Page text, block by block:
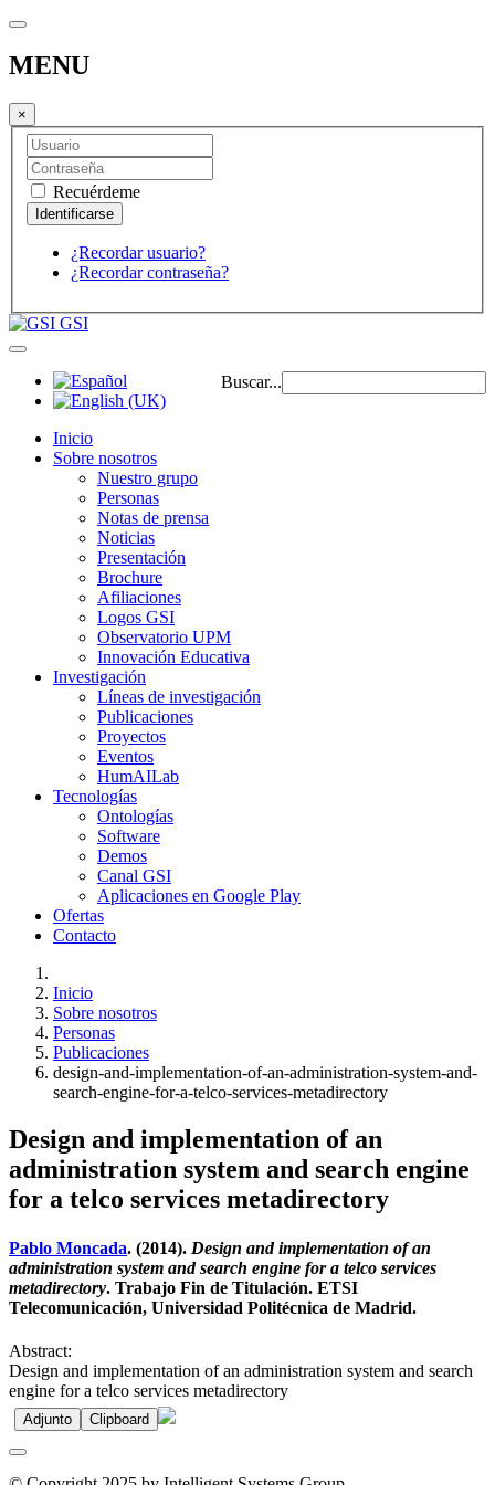
MENU
×
Recuérdeme
¿Recordar usuario?
¿Recordar contraseña?
GSI
Buscar...
Inicio
Sobre nosotros
Nuestro grupo
Personas
Notas de prensa
Noticias
Presentación
Brochure
Afiliaciones
Logos GSI
Observatorio UPM
Innovación Educativa
Investigación
Líneas de investigación
Publicaciones
Proyectos
Eventos
HumAILab
Tecnologías
Ontologías
Software
Demos
Canal GSI
Aplicaciones en Google Play
Ofertas
Contacto
Inicio
Sobre nosotros
Personas
Publicaciones
design-and-implementation-of-an-administration-system-and-
search-engine-for-a-telco-services-metadirectory
Design and implementation of an
administration system and search engine
for a telco services metadirectory
Pablo Moncada. (2014). Design and implementation of an
administration system and search engine for a telco services
metadirectory. Trabajo Fin de Titulación. ETSI
Telecomunicación, Universidad Politécnica de Madrid.
Abstract:
Design and implementation of an administration system and search
engine for a telco services metadirectory
Adjunto Clipboard